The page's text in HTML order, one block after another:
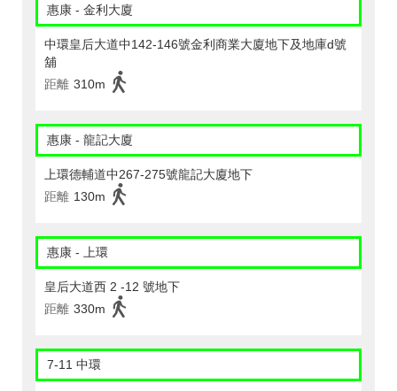
惠康 - 金利大廈
中環皇后大道中142-146號金利商業大廈地下及地庫d號
舖
距離 310m
惠康 - 龍記大廈
上環德輔道中267-275號龍記大廈地下
距離 130m
惠康 - 上環
皇后大道西 2 -12 號地下
距離 330m
7-11 中環